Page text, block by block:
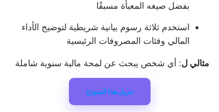
بفضل صيغه المعبأة مسبقًا
استخدم ثلاثة رسوم بيانية شريطية لتوضيح الأداء
المالي وفئات المصروفات الرئيسية
مثالي ل: أي شخص يبحث عن لمحة مالية سنوية شاملة
تنزيل هذا النموذج